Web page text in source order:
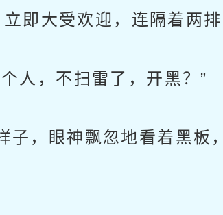
即大受欢迎，连隔着两
人，不扫雷了，开黑？”
，眼神飘忽地看着黑